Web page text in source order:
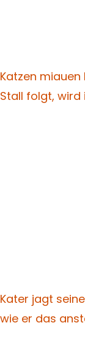
Katzen miauen
Stall folgt, wird
Kater jagt
wie er das